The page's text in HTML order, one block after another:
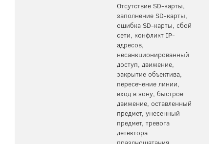
Отсутствие SD-карты,
заполнение SD-карты,
ошибка SD-карты, сбой
сети, конфликт IP-
адресов,
несанкционированный
доступ, движение,
закрытие объектива,
пересечение линии,
вход в зону, быстрое
движение, оставленный
предмет, унесенный
предмет, тревога
детектора